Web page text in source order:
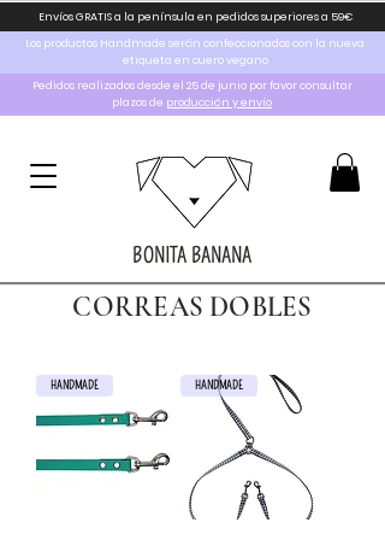
Envíos GRATIS a la península en pedidos superiores a 59€
Los productos Handmade serán confeccionados con la nueva
etiqueta en cuero vegano
BONITA BANANA
Pedidos realizados desde el 25 de junio por favor consultar
plazos de producción y envío
CORREAS DOBLES
HANDMADE HANDMADE